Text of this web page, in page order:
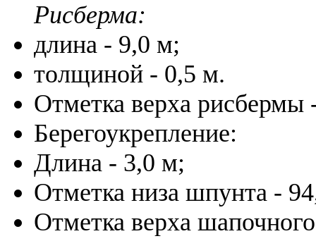
Рисберма:
длина - 9,0 м;
толщиной - 0,5 м.
Отметка верха
Берегоукрепление:
Длина - 3,0 м;
Отметка низа шпунта -
Отметка верха